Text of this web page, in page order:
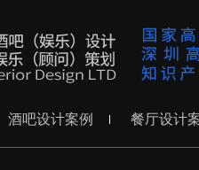
酒吧设计案例 餐厅设计